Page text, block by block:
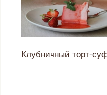
Клубничный торт-